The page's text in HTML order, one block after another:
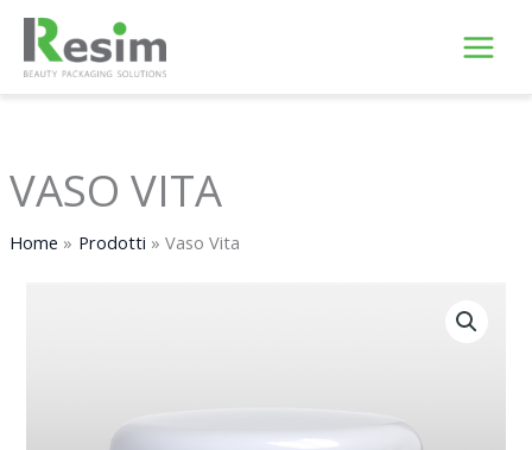
contenuto
VASO VITA
Home Prodotti Vaso Vita